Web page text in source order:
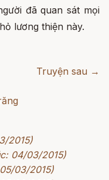
đã quan sát mọi
lương thiện này.
Truyện sau →
2015)
04/03/2015)
03/2015)